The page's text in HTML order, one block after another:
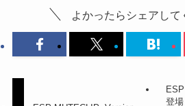
よかったらシェアして
登